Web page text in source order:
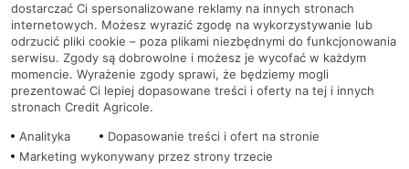
Regulamin serwisu
Mapa serwisu
PolitykaCookies
dostarczać Ci spersonalizowane reklamy na innych stronach
internetowych. Możesz wyrazić zgodę na wykorzystywanie lub
odrzucić pliki cookie – poza plikami niezbędnymi do funkcjonowania
serwisu. Zgody są dobrowolne i możesz je wycofać w każdym
momencie. Wyrażenie zgody sprawi, że będziemy mogli
prezentować Ci lepiej dopasowane treści i oferty na tej i innych
stronach Credit Agricole.
Analityka
Dopasowanie treści i ofert na stronie
Marketing wykonywany przez strony trzecie